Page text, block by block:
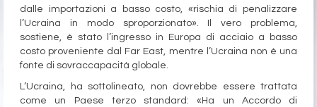
dalle importazioni a basso costo, «rischia di penalizzare
l’Ucraina in modo sproporzionato». Il vero problema,
sostiene, è stato l’ingresso in Europa di acciaio a basso
costo proveniente dal Far East, mentre l’Ucraina non è una
fonte di sovraccapacità globale.
L’Ucraina, ha sottolineato, non dovrebbe essere trattata
come un Paese terzo standard: «Ha un Accordo di